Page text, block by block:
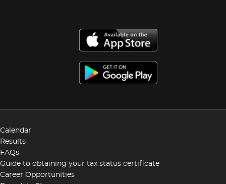
Calendar
Results
FAQs
Guide to obtaining your tax status certificate
Career Opportunities